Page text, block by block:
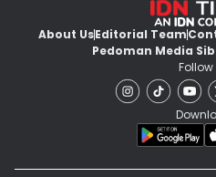
About UsEditorial Team
Pedoman Media
Follow